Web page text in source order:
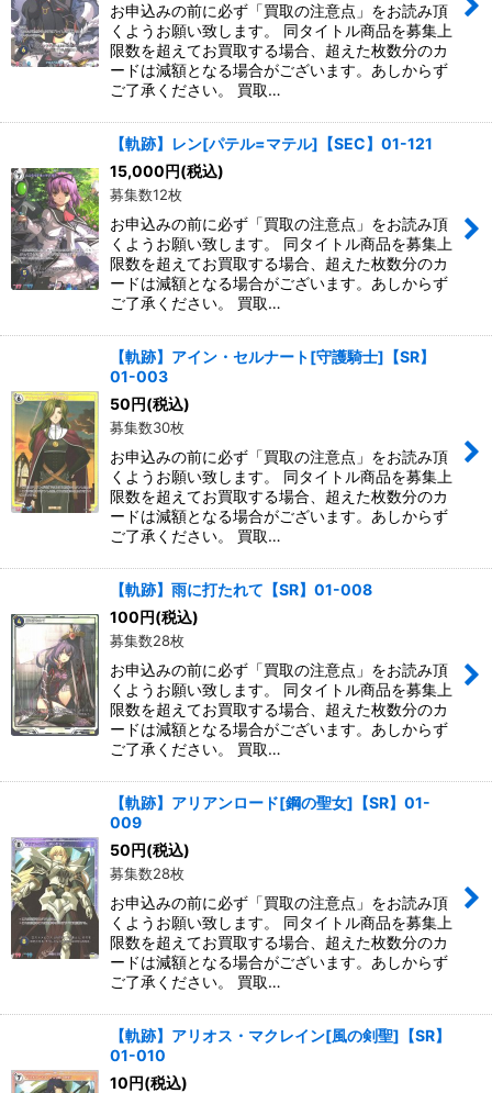
お申込みの前に必ず「買取の注意点」をお読み頂
くようお願い致します。 同タイトル商品を募集上
限数を超えてお買取する場合、超えた枚数分のカ
ードは減額となる場合がございます。あしからず
ご了承ください。 買取…
【軌跡】レン[パテル=マテル]【SEC】01-121
15,000円(税込)
募集数12枚
お申込みの前に必ず「買取の注意点」をお読み頂
くようお願い致します。 同タイトル商品を募集上
限数を超えてお買取する場合、超えた枚数分のカ
ードは減額となる場合がございます。あしからず
ご了承ください。 買取…
【軌跡】アイン・セルナート[守護騎士]【SR】
01-003
50円(税込)
募集数30枚
お申込みの前に必ず「買取の注意点」をお読み頂
くようお願い致します。 同タイトル商品を募集上
限数を超えてお買取する場合、超えた枚数分のカ
ードは減額となる場合がございます。あしからず
ご了承ください。 買取…
【軌跡】雨に打たれて【SR】01-008
100円(税込)
募集数28枚
お申込みの前に必ず「買取の注意点」をお読み頂
くようお願い致します。 同タイトル商品を募集上
限数を超えてお買取する場合、超えた枚数分のカ
ードは減額となる場合がございます。あしからず
ご了承ください。 買取…
【軌跡】アリアンロード[鋼の聖女]【SR】01-
009
50円(税込)
募集数28枚
お申込みの前に必ず「買取の注意点」をお読み頂
くようお願い致します。 同タイトル商品を募集上
限数を超えてお買取する場合、超えた枚数分のカ
ードは減額となる場合がございます。あしからず
ご了承ください。 買取…
【軌跡】アリオス・マクレイン[風の剣聖]【SR】
01-010
10円(税込)